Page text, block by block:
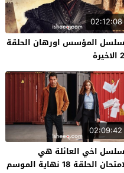
02:12:08
المؤسس اورهان الحلقة
02:09:42
اخي العائلة هي
الحلقة 18 نهاية الموسم